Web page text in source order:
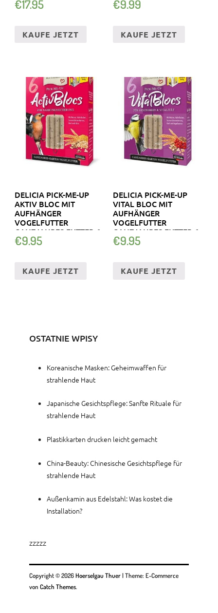
STÜCK
€17.95
KAUFE JETZT
€9.99
KAUFE JETZT
DELICIA PICK-ME-UP
AKTIV BLOC MIT
AUFHÄNGER
VOGELFUTTER
GANZJAHRES FUTTER 6
STCK
€9.95
KAUFE JETZT
DELICIA PICK-ME-UP
VITAL BLOC MIT
AUFHÄNGER
VOGELFUTTER
GANZJAHRES FUTTER 6
STC
€9.95
KAUFE JETZT
OSTATNIE WPISY
Koreanische Masken: Geheimwaffen für
strahlende Haut
Japanische Gesichtspflege: Sanfte Rituale für
strahlende Haut
Plastikkarten drucken leicht gemacht
China-Beauty: Chinesische Gesichtspflege für
strahlende Haut
Außenkamin aus Edelstahl: Was kostet die
Installation?
zzzzz
Copyright © 2026Hoerselgau Thuer|Theme: E-Commerce
von Catch Themes.